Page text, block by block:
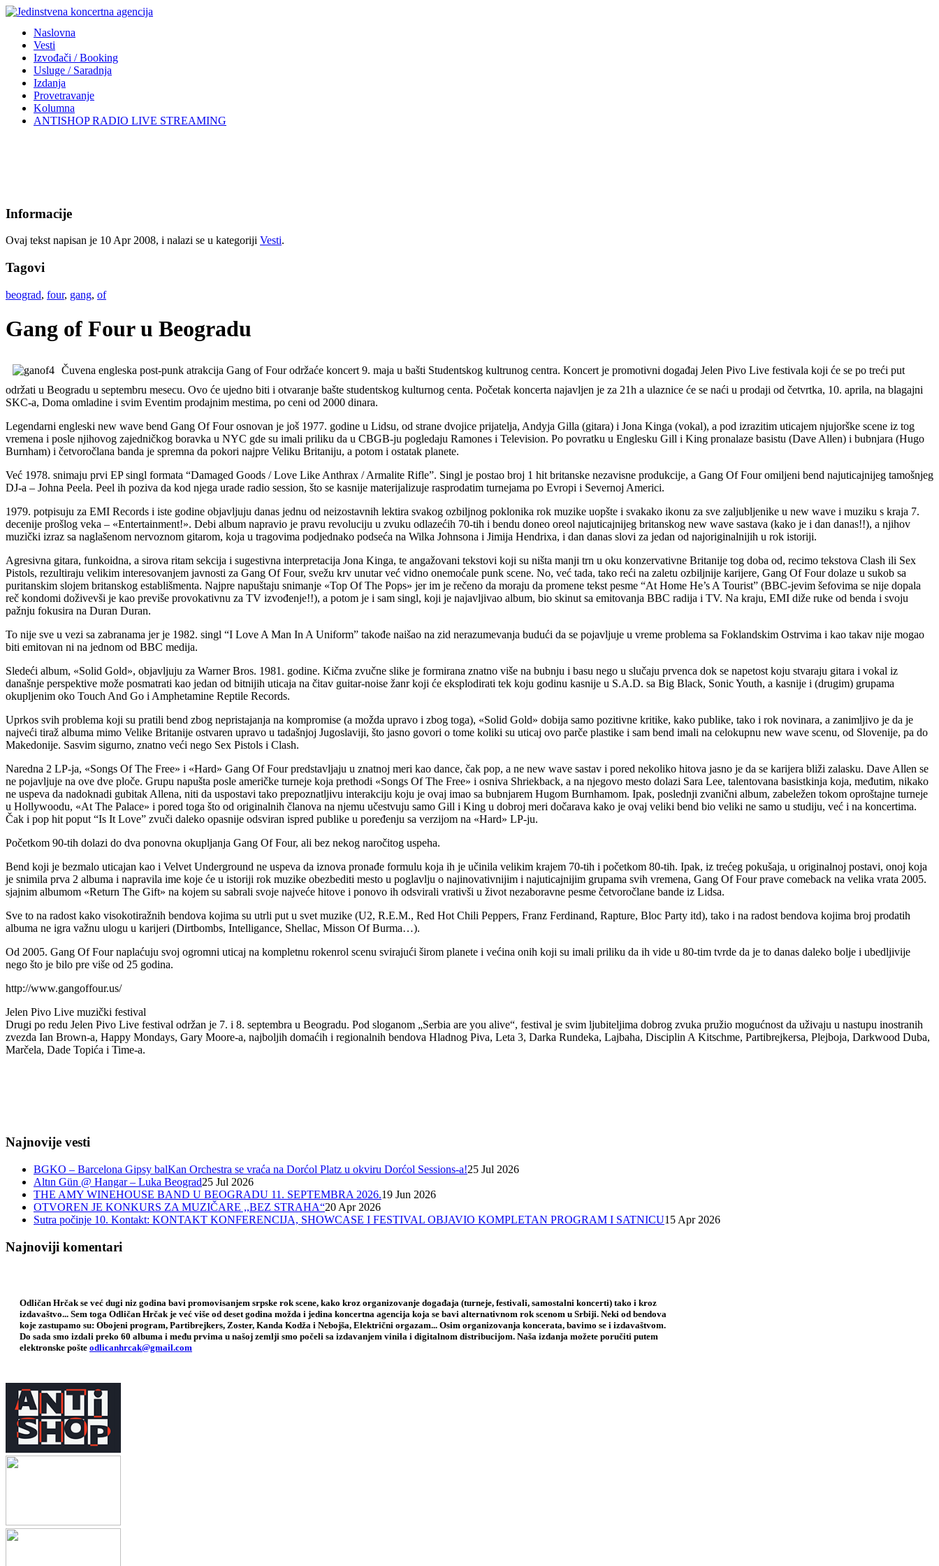
Naslovna
Vesti
Izvođači / Booking
Usluge / Saradnja
Izdanja
Provetravanje
Kolumna
ANTISHOP RADIO LIVE STREAMING
Informacije
Ovaj tekst napisan je 10 Apr 2008, i nalazi se u kategoriji Vesti.
Tagovi
beograd, four, gang, of
Gang of Four u Beogradu
Čuvena engleska post-punk atrakcija Gang of Four održaće koncert 9. maja u bašti Studentskog kultrunog centra. Koncert je promotivni događaj Jelen Pivo Live festivala koji će se po treći put
održati u Beogradu u septembru mesecu. Ovo će ujedno biti i otvaranje bašte studentskog kulturnog centa. Početak koncerta najavljen je za 21h a ulaznice će se naći u prodaji od četvrtka, 10. aprila, na blagajni
SKC-a, Doma omladine i svim Eventim prodajnim mestima, po ceni od 2000 dinara.
Legendarni engleski new wave bend Gang Of Four osnovan je još 1977. godine u Lidsu, od strane dvojice prijatelja, Andyja Gilla (gitara) i Jona Kinga (vokal), a pod izrazitim uticajem njujorške scene iz tog
vremena i posle njihovog zajedničkog boravka u NYC gde su imali priliku da u CBGB-ju pogledaju Ramones i Television. Po povratku u Englesku Gill i King pronalaze basistu (Dave Allen) i bubnjara (Hugo
Burnham) i četvoročlana banda je spremna da pokori najpre Veliku Britaniju, a potom i ostatak planete.
Već 1978. snimaju prvi EP singl formata “Damaged Goods / Love Like Anthrax / Armalite Rifle”. Singl je postao broj 1 hit britanske nezavisne produkcije, a Gang Of Four omiljeni bend najuticajnijeg tamošnjeg
DJ-a – Johna Peela. Peel ih poziva da kod njega urade radio session, što se kasnije materijalizuje rasprodatim turnejama po Evropi i Severnoj Americi.
1979. potpisuju za EMI Records i iste godine objavljuju danas jednu od neizostavnih lektira svakog ozbiljnog poklonika rok muzike uopšte i svakako ikonu za sve zaljubljenike u new wave i muziku s kraja 7.
decenije prošlog veka – «Entertainment!». Debi album napravio je pravu revoluciju u zvuku odlazećih 70-tih i bendu doneo oreol najuticajnijeg britanskog new wave sastava (kako je i dan danas!!), a njihov
muzički izraz sa naglašenom nervoznom gitarom, koja u tragovima podjednako podseća na Wilka Johnsona i Jimija Hendrixa, i dan danas slovi za jedan od najoriginalnijih u rok istoriji.
Agresivna gitara, funkoidna, a sirova ritam sekcija i sugestivna interpretacija Jona Kinga, te angažovani tekstovi koji su ništa manji trn u oku konzervativne Britanije tog doba od, recimo tekstova Clash ili Sex
Pistols, rezultiraju velikim interesovanjem javnosti za Gang Of Four, svežu krv unutar već vidno onemoćale punk scene. No, već tada, tako reći na zaletu ozbiljnije karijere, Gang Of Four dolaze u sukob sa
puritanskim slojem britanskog establišmenta. Najpre napuštaju snimanje «Top Of The Pops» jer im je rečeno da moraju da promene tekst pesme “At Home He’s A Tourist” (BBC-jevim šefovima se nije dopala
reč kondomi doživevši je kao previše provokativnu za TV izvođenje!!), a potom je i sam singl, koji je najavljivao album, bio skinut sa emitovanja BBC radija i TV. Na kraju, EMI diže ruke od benda i svoju
pažnju fokusira na Duran Duran.
To nije sve u vezi sa zabranama jer je 1982. singl “I Love A Man In A Uniform” takođe naišao na zid nerazumevanja budući da se pojavljuje u vreme problema sa Foklandskim Ostrvima i kao takav nije mogao
biti emitovan ni na jednom od BBC medija.
Sledeći album, «Solid Gold», objavljuju za Warner Bros. 1981. godine. Kičma zvučne slike je formirana znatno više na bubnju i basu nego u slučaju prvenca dok se napetost koju stvaraju gitara i vokal iz
današnje perspektive može posmatrati kao jedan od bitnijih uticaja na čitav guitar-noise žanr koji će eksplodirati tek koju godinu kasnije u S.A.D. sa Big Black, Sonic Youth, a kasnije i (drugim) grupama
okupljenim oko Touch And Go i Amphetamine Reptile Records.
Uprkos svih problema koji su pratili bend zbog nepristajanja na kompromise (a možda upravo i zbog toga), «Solid Gold» dobija samo pozitivne kritike, kako publike, tako i rok novinara, a zanimljivo je da je
najveći tiraž albuma mimo Velike Britanije ostvaren upravo u tadašnjoj Jugoslaviji, što jasno govori o tome koliki su uticaj ovo parče plastike i sam bend imali na celokupnu new wave scenu, od Slovenije, pa do
Makedonije. Sasvim sigurno, znatno veći nego Sex Pistols i Clash.
Naredna 2 LP-ja, «Songs Of The Free» i «Hard» Gang Of Four predstavljaju u znatnoj meri kao dance, čak pop, a ne new wave sastav i pored nekoliko hitova jasno je da se karijera bliži zalasku. Dave Allen se
ne pojavljuje na ove dve ploče. Grupu napušta posle američke turneje koja prethodi «Songs Of The Free» i osniva Shriekback, a na njegovo mesto dolazi Sara Lee, talentovana basistkinja koja, međutim, nikako
ne uspeva da nadoknadi gubitak Allena, niti da uspostavi tako prepoznatljivu interakciju koju je ovaj imao sa bubnjarem Hugom Burnhamom. Ipak, poslednji zvanični album, zabeležen tokom oproštajne turneje
u Hollywoodu, «At The Palace» i pored toga što od originalnih članova na njemu učestvuju samo Gill i King u dobroj meri dočarava kako je ovaj veliki bend bio veliki ne samo u studiju, već i na koncertima.
Čak i pop hit poput “Is It Love” zvuči daleko opasnije odsviran ispred publike u poređenju sa verzijom na «Hard» LP-ju.
Početkom 90-tih dolazi do dva ponovna okupljanja Gang Of Four, ali bez nekog naročitog uspeha.
Bend koji je bezmalo uticajan kao i Velvet Underground ne uspeva da iznova pronađe formulu koja ih je učinila velikim krajem 70-tih i početkom 80-tih. Ipak, iz trećeg pokušaja, u originalnoj postavi, onoj koja
je snimila prva 2 albuma i napravila ime koje će u istoriji rok muzike obezbediti mesto u poglavlju o najinovativnijim i najuticajnijim grupama svih vremena, Gang Of Four prave comeback na velika vrata 2005.
sjajnim albumom «Return The Gift» na kojem su sabrali svoje najveće hitove i ponovo ih odsvirali vrativši u život nezaboravne pesme četvoročlane bande iz Lidsa.
Sve to na radost kako visokotiražnih bendova kojima su utrli put u svet muzike (U2, R.E.M., Red Hot Chili Peppers, Franz Ferdinand, Rapture, Bloc Party itd), tako i na radost bendova kojima broj prodatih
albuma ne igra važnu ulogu u karijeri (Dirtbombs, Intelligance, Shellac, Misson Of Burma…).
Od 2005. Gang Of Four naplaćuju svoj ogromni uticaj na kompletnu rokenrol scenu svirajući širom planete i većina onih koji su imali priliku da ih vide u 80-tim tvrde da je to danas daleko bolje i ubedljivije
nego što je bilo pre više od 25 godina.
http://www.gangoffour.us/
Jelen Pivo Live muzički festival
Drugi po redu Jelen Pivo Live festival održan je 7. i 8. septembra u Beogradu. Pod sloganom „Serbia are you alive“, festival je svim ljubiteljima dobrog zvuka pružio mogućnost da uživaju u nastupu inostranih
zvezda Ian Brown-a, Happy Mondays, Gary Moore-a, najboljih domaćih i regionalnih bendova Hladnog Piva, Leta 3, Darka Rundeka, Lajbaha, Disciplin A Kitschme, Partibrejkersa, Plejboja, Darkwood Duba,
Marčela, Dade Topića i Time-a.
Najnovije vesti
BGKO – Barcelona Gipsy balKan Orchestra se vraća na Dorćol Platz u okviru Dorćol Sessions-a!25 Jul 2026
Altın Gün @ Hangar – Luka Beograd25 Jul 2026
THE AMY WINEHOUSE BAND U BEOGRADU 11. SEPTEMBRA 2026.19 Jun 2026
OTVOREN JE KONKURS ZA MUZIČARE ,,BEZ STRAHA“20 Apr 2026
Sutra počinje 10. Kontakt: KONTAKT KONFERENCIJA, SHOWCASE I FESTIVAL OBJAVIO KOMPLETAN PROGRAM I SATNICU15 Apr 2026
Najnoviji komentari
Odličan Hrčak se već dugi niz godina bavi promovisanjem srpske rok scene, kako kroz organizovanje događaja (turneje, festivali, samostalni koncerti) tako i kroz
izdavaštvo... Sem toga Odličan Hrčak je već više od deset godina možda i jedina koncertna agencija koja se bavi alternativnom rok scenom u Srbiji. Neki od bendova
koje zastupamo su: Obojeni program, Partibrejkers, Zoster, Kanda Kodža i Nebojša, Električni orgazam... Osim organizovanja koncerata, bavimo se i izdavaštvom.
Do sada smo izdali preko 60 albuma i među prvima u našoj zemlji smo počeli sa izdavanjem vinila i digitalnom distribucijom. Naša izdanja možete poručiti putem
elektronske pošte odlicanhrcak@gmail.com